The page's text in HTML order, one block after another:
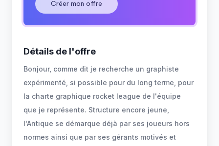
Créer mon offre
Détails de l'offre
Bonjour, comme dit je recherche un graphiste
expérimenté, si possible pour du long terme, pour
la charte graphique rocket league de l'équipe
que je représente. Structure encore jeune,
l'Antique se démarque déjà par ses joueurs hors
normes ainsi que par ses gérants motivés et